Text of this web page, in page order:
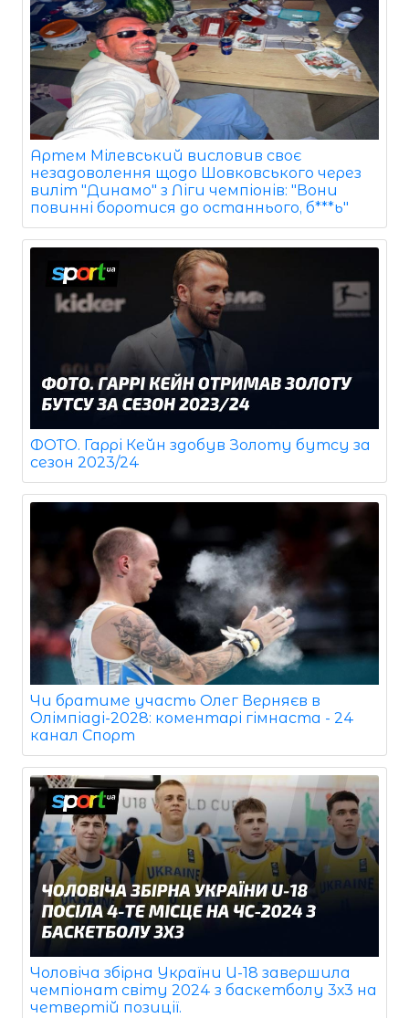
Артем Мілевський висловив своє
незадоволення щодо Шовковського через
виліт "Динамо" з Ліги чемпіонів: "Вони
повинні боротися до останнього, б***ь"
ФОТО. Гаррі Кейн здобув Золоту бутсу за
сезон 2023/24
Чи братиме участь Олег Верняєв в
Олімпіаді-2028: коментарі гімнаста - 24
канал Спорт
Чоловіча збірна України U-18 завершила
чемпіонат світу 2024 з баскетболу 3х3 на
четвертій позиції.